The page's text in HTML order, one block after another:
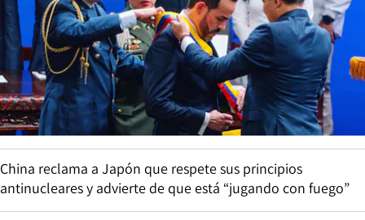
China reclama a Japón que respete sus principios
antinucleares y advierte de que está “jugando con fuego”